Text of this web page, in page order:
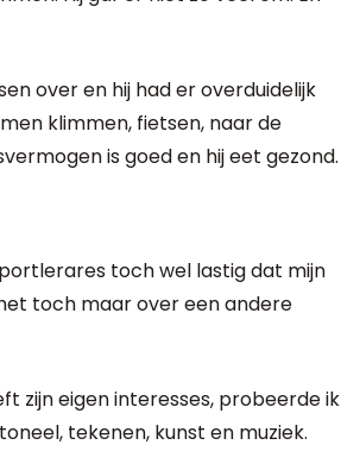
over en hij had er overduidelijk
klimmen, fietsen, naar de
is goed en hij eet gezond.
toch wel lastig dat mijn
toch maar over een andere
zijn eigen interesses, probeerde ik
tekenen, kunst en muziek.